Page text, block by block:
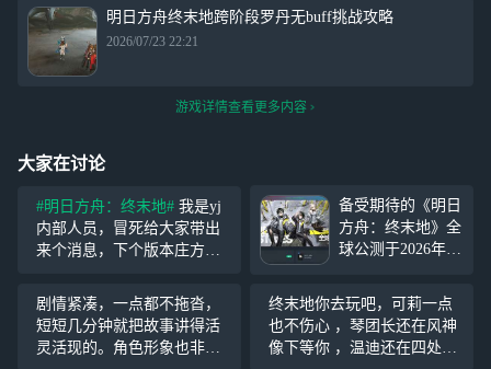
明日方舟终末地跨阶段罗丹无buff挑战攻略
2026/07/23 22:21
游戏详情查看更多内容
大家在讨论
#明日方舟：终末地# 我是yj
内部人员，冒死给大家带出
来个消息，下个版本庄方宜
成为版本霸权。为了培养出
一个完整的电队，建议大家
块去把洁尔佩塔给抽出来
备受期待的《明日
方舟：终末地》全
球公测于2026年1
预下载现已开放，
玩家可提前下载游
戏资源！但很多玩
家都想体验最高配
剧情紧凑，一点都不拖沓，
短短几分钟就把故事讲得活
灵活现的。角色形象也非常
终末地你去玩吧，可莉一点
也不伤心 ，琴团长还在风神
像下等你 ，温迪还在四处吹